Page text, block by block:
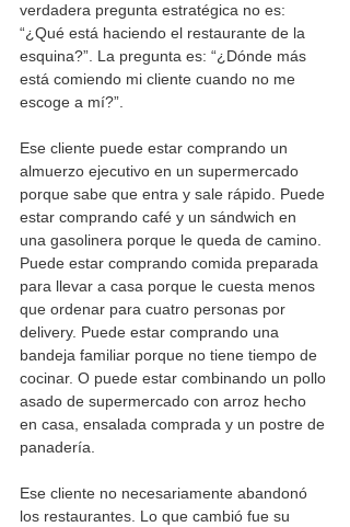
verdadera pregunta estratégica no es:
“¿Qué está haciendo el restaurante de la
esquina?”. La pregunta es: “¿Dónde más
está comiendo mi cliente cuando no me
escoge a mí?”.
Ese cliente puede estar comprando un
almuerzo ejecutivo en un supermercado
porque sabe que entra y sale rápido. Puede
estar comprando café y un sándwich en
una gasolinera porque le queda de camino.
Puede estar comprando comida preparada
para llevar a casa porque le cuesta menos
que ordenar para cuatro personas por
delivery. Puede estar comprando una
bandeja familiar porque no tiene tiempo de
cocinar. O puede estar combinando un pollo
asado de supermercado con arroz hecho
en casa, ensalada comprada y un postre de
panadería.
Ese cliente no necesariamente abandonó
los restaurantes. Lo que cambió fue su